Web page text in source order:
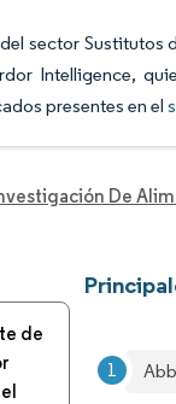
sector
Intelligence,
presentes en el
De
de